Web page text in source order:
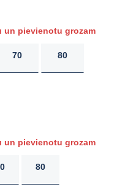
un pievienotu grozam
70 80
un pievienotu grozam
80